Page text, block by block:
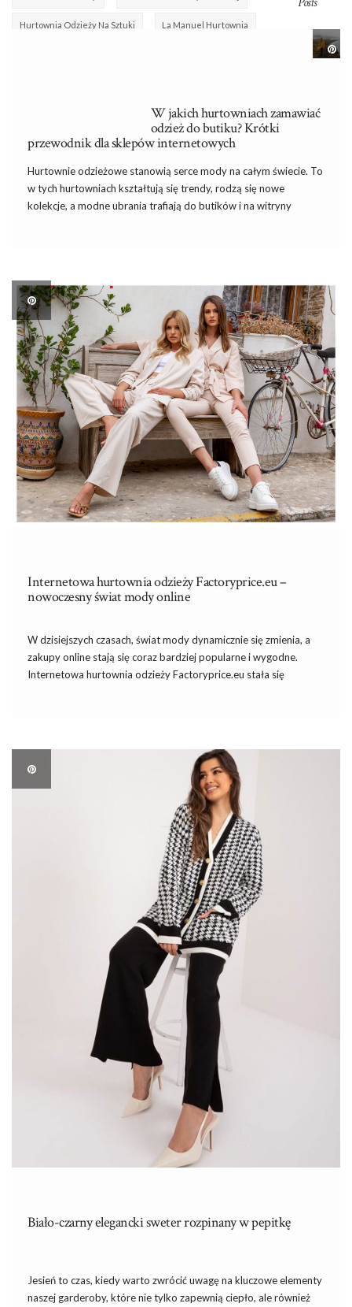
Hurtownia Odzieży Na Sztuki La Manuel Hurtownia
W jakich hurtowniach zamawiać
odzież do butiku? Krótki
przewodnik dla sklepów internetowych
Hurtownie odzieżowe stanowią serce mody na całym świecie. To
w tych hurtowniach kształtują się trendy, rodzą się nowe
kolekcje, a modne ubrania trafiają do butików i na witryny
Internetowa hurtownia odzieży Factoryprice.eu –
nowoczesny świat mody online
W dzisiejszych czasach, świat mody dynamicznie się zmienia, a
zakupy online stają się coraz bardziej popularne i wygodne.
Internetowa hurtownia odzieży Factoryprice.eu stała się
Biało-czarny elegancki sweter rozpinany w pepitkę
Jesień to czas, kiedy warto zwrócić uwagę na kluczowe elementy
naszej garderoby, które nie tylko zapewnią ciepło, ale również